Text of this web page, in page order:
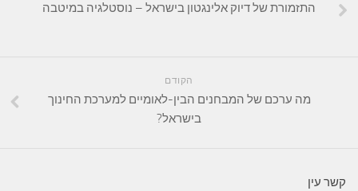
התזמורת של דיוק אלינגטון בישראל – נוסטלגיה במיטבה
הקודם
מה ערכם של המבחנים הבין-לאומיים למערכת החינוך
בישראל?
קשר עין